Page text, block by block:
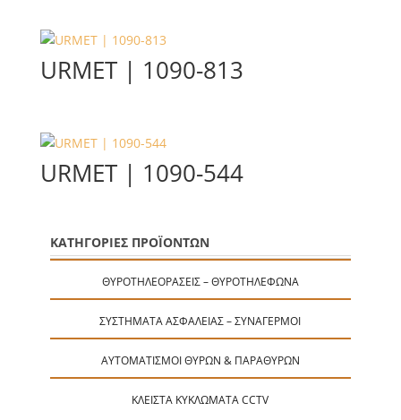
URMET | 1090-813
URMET | 1090-544
ΚΑΤΗΓΟΡΙΕΣ ΠΡΟΪΟΝΤΩΝ
ΘΥΡΟΤΗΛΕΟΡΆΣΕΙΣ – ΘΥΡΟΤΗΛΈΦΩΝΑ
ΣΥΣΤΉΜΑΤΑ ΑΣΦΑΛΕΊΑΣ – ΣΥΝΑΓΕΡΜΟΊ
ΑΥΤΟΜΑΤΙΣΜΟΊ ΘΥΡΏΝ & ΠΑΡΑΘΎΡΩΝ
ΚΛΕΙΣΤΆ ΚΥΚΛΏΜΑΤΑ CCTV